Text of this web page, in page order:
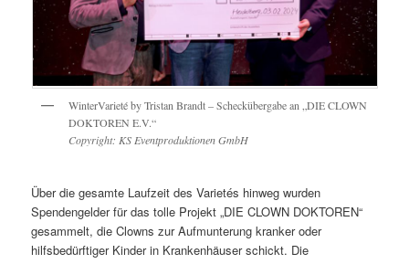
WinterVarieté by Tristan Brandt – Scheckübergabe an „DIE CLOWN
DOKTOREN E.V.“
Copyright: KS Eventproduktionen GmbH
Über die gesamte Laufzeit des Varietés hinweg wurden
Spendengelder für das tolle Projekt „DIE CLOWN DOKTOREN“
gesammelt, die Clowns zur Aufmunterung kranker oder
hilfsbedürftiger Kinder in Krankenhäuser schickt. Die